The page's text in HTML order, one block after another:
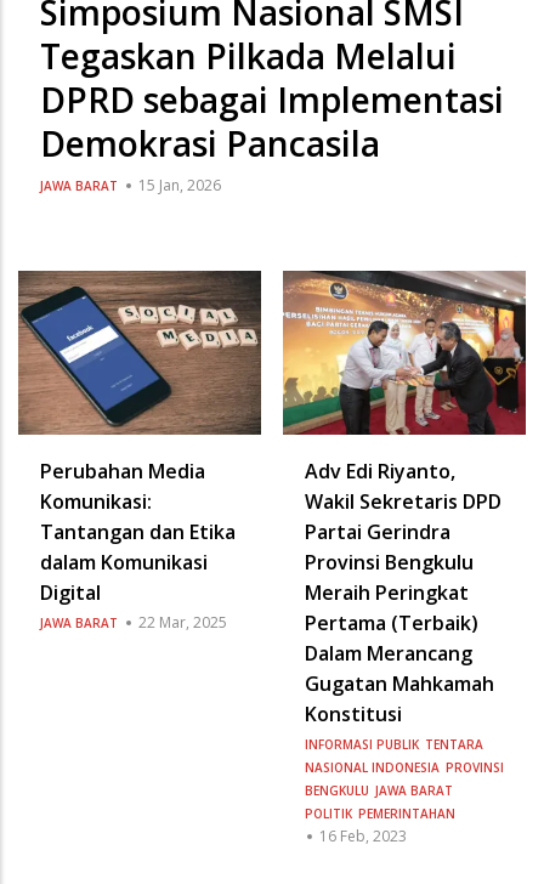
Simposium Nasional SMSI
Tegaskan Pilkada Melalui
DPRD sebagai Implementasi
Demokrasi Pancasila
JAWA BARAT 15 Jan, 2026
Perubahan Media
Komunikasi:
Tantangan dan Etika
dalam Komunikasi
Digital
JAWA BARAT 22 Mar, 2025
Adv Edi Riyanto,
Wakil Sekretaris DPD
Partai Gerindra
Provinsi Bengkulu
Meraih Peringkat
Pertama (Terbaik)
Dalam Merancang
Gugatan Mahkamah
Konstitusi
INFORMASI PUBLIK TENTARA
NASIONAL INDONESIA PROVINSI
BENGKULU JAWA BARAT
POLITIK PEMERINTAHAN
16 Feb, 2023